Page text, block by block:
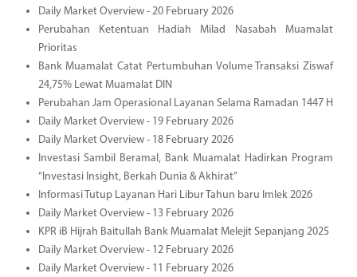
Daily Market Overview - 20 February 2026
Perubahan Ketentuan Hadiah Milad Nasabah Muamalat
Prioritas
Bank Muamalat Catat Pertumbuhan Volume Transaksi Ziswaf
24,75% Lewat Muamalat DIN
Perubahan Jam Operasional Layanan Selama Ramadan 1447 H
Daily Market Overview - 19 February 2026
Daily Market Overview - 18 February 2026
Investasi Sambil Beramal, Bank Muamalat Hadirkan Program
“Investasi Insight, Berkah Dunia & Akhirat”
Informasi Tutup Layanan Hari Libur Tahun baru Imlek 2026
Daily Market Overview - 13 February 2026
KPR iB Hijrah Baitullah Bank Muamalat Melejit Sepanjang 2025
Daily Market Overview - 12 February 2026
Daily Market Overview - 11 February 2026